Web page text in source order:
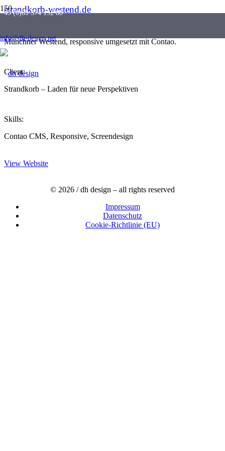
+49 (0)89 374 192 80
info@dh-design.net
strandkorb-westend.de
Münchner Westend, responsive umgesetzt mit Contao.
Client:
Strandkorb – Laden für neue Perspektiven
Skills:
Contao CMS, Responsive, Screendesign
View Website
© 2026 / dh design – all rights reserved
Impressum
Datenschutz
Cookie-Richtlinie (EU)